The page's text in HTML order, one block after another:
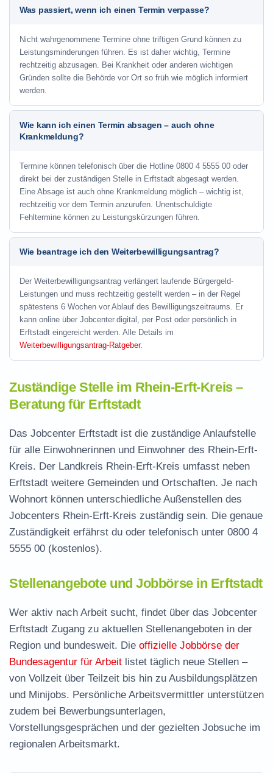
Was passiert, wenn ich einen Termin verpasse?
Nicht wahrgenommene Termine ohne triftigen Grund können zu
Leistungsminderungen führen. Es ist daher wichtig, Termine
rechtzeitig abzusagen. Bei Krankheit oder anderen wichtigen
Gründen sollte die Behörde vor Ort so früh wie möglich informiert
werden.
Wie kann ich einen Termin absagen – auch ohne
Krankmeldung?
Termine können telefonisch über die Hotline 0800 4 5555 00 oder
direkt bei der zuständigen Stelle in Erftstadt abgesagt werden.
Eine Absage ist auch ohne Krankmeldung möglich – wichtig ist,
rechtzeitig vor dem Termin anzurufen. Unentschuldigte
Fehltermine können zu Leistungskürzungen führen.
Wie beantrage ich den Weiterbewilligungsantrag?
Der Weiterbewilligungsantrag verlängert laufende Bürgergeld-
Leistungen und muss rechtzeitig gestellt werden – in der Regel
spätestens 6 Wochen vor Ablauf des Bewilligungszeitraums. Er
kann online über Jobcenter.digital, per Post oder persönlich in
Erftstadt eingereicht werden. Alle Details im
Weiterbewilligungsantrag-Ratgeber.
Zuständige Stelle im Rhein-Erft-Kreis –
Beratung für Erftstadt
Das Jobcenter Erftstadt ist die zuständige Anlaufstelle
für alle Einwohnerinnen und Einwohner des Rhein-Erft-
Kreis. Der Landkreis Rhein-Erft-Kreis umfasst neben
Erftstadt weitere Gemeinden und Ortschaften. Je nach
Wohnort können unterschiedliche Außenstellen des
Jobcenters Rhein-Erft-Kreis zuständig sein. Die genaue
Zuständigkeit erfährst du oder telefonisch unter 0800 4
5555 00 (kostenlos).
Stellenangebote und Jobbörse in Erftstadt
Wer aktiv nach Arbeit sucht, findet über das Jobcenter
Erftstadt Zugang zu aktuellen Stellenangeboten in der
Region und bundesweit. Die offizielle Jobbörse der
Bundesagentur für Arbeit listet täglich neue Stellen –
von Vollzeit über Teilzeit bis hin zu Ausbildungsplätzen
und Minijobs. Persönliche Arbeitsvermittler unterstützen
zudem bei Bewerbungsunterlagen,
Vorstellungsgesprächen und der gezielten Jobsuche im
regionalen Arbeitsmarkt.